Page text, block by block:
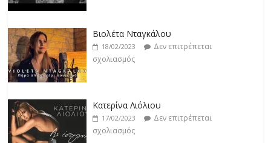
Κατερίνα Λιόλιου
17/02/2023
Δεν επιτρέπεται
σχολιασμός
Ντίμης
17/02/2023
Δεν επιτρέπεται
σχολιασμός